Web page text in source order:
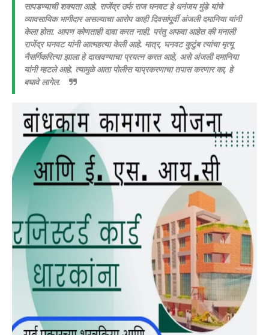
सापडण्याची शक्यता आहे. राजेंद्र उर्फ राज घनवट हे धनंजय मुंडे यांचे
व्यावसायिक भागीदार असल्याचा आरोप काही दिवसांपूर्वी अंजली दमानिया यांनी
केला होता. आपण कोणताही दावा करत नाही. परंतु अफवा आहेत की मनाली
राजेंद्र घनवट यांनी आत्महत्या केली आहे. मात्र, घनवट कुटुंब त्यांचा मृत्यू
नैसर्गिकरित्या झाला हे दाखवण्याचा प्रयत्न करत आहे, असे अंजली दमानिया
यांनी म्हटले आहे. त्यामुळे आता पोलीस याप्रकरणाचा तपास करणार का, हे
बघावे लागेल.